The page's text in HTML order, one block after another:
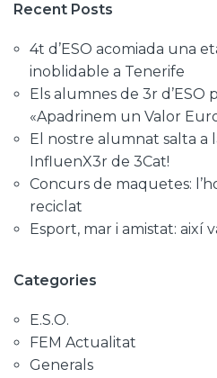
Recent Posts
4t d’ESO acomiada una
inoblidable a Tenerife
Els alumnes de 3r
«Apadrinem un Valor
El nostre alumnat salta a
InfluenX3r de 3Cat!
Concurs de maquetes:
reciclat
Esport, mar i amistat: així
Categories
E.S.O.
FEM Actualitat
Generals